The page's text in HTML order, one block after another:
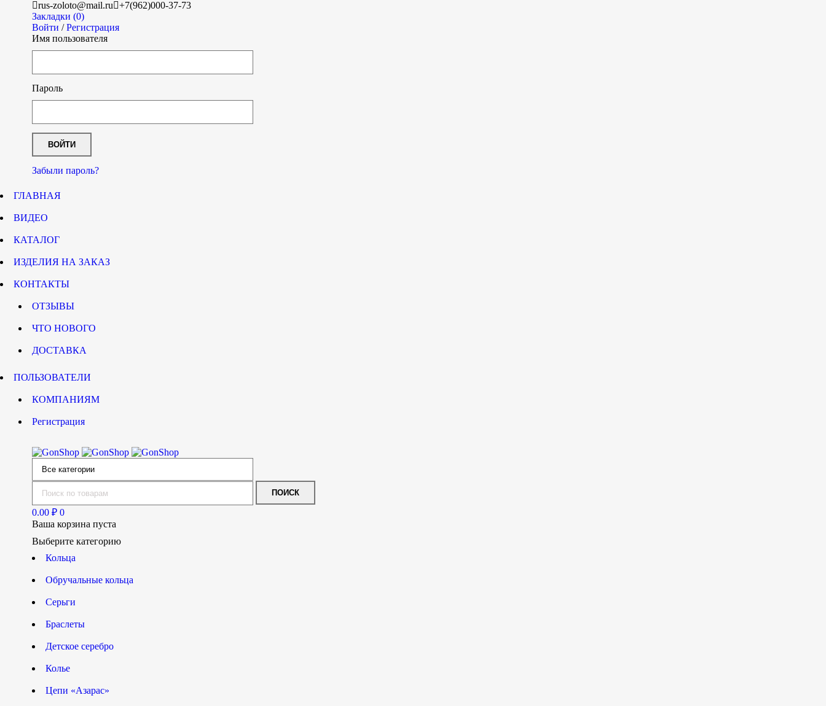
rus-zoloto@mail.ru
+7(962)000-37-73
Закладки (0)
Войти /Регистрация
Имя пользователя
Пароль
Забыли пароль?
ГЛАВНАЯ
ВИДЕО
КАТАЛОГ
ИЗДЕЛИЯ НА ЗАКАЗ
КОНТАКТЫ
ОТЗЫВЫ
ЧТО НОВОГО
ДОСТАВКА
ПОЛЬЗОВАТЕЛИ
КОМПАНИЯМ
Регистрация
0.00 ₽ 0
Ваша корзина пуста
Выберите категорию
Кольца
Обручальные кольца
Серьги
Браслеты
Детское серебро
Колье
Цепи «Азарас»